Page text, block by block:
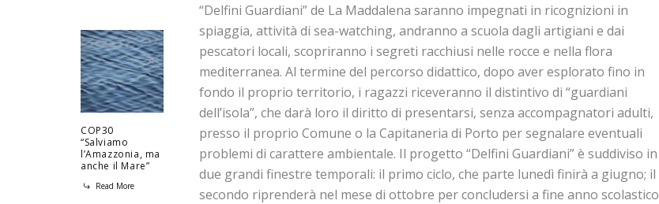
COP30
“Salviamo
l’Amazzonia, ma
anche il Mare”
Read More
“Delfini Guardiani” de La Maddalena saranno impegnati in ricognizioni in
spiaggia, attività di sea-watching, andranno a scuola dagli artigiani e dai
pescatori locali, scopriranno i segreti racchiusi nelle rocce e nella flora
mediterranea. Al termine del percorso didattico, dopo aver esplorato fino in
fondo il proprio territorio, i ragazzi riceveranno il distintivo di “guardiani
dell’isola”, che darà loro il diritto di presentarsi, senza accompagnatori adulti,
presso il proprio Comune o la Capitaneria di Porto per segnalare eventuali
problemi di carattere ambientale. Il progetto “Delfini Guardiani” è suddiviso in
due grandi finestre temporali: il primo ciclo, che parte lunedì finirà a giugno; il
secondo riprenderà nel mese di ottobre per concludersi a fine anno scolastico